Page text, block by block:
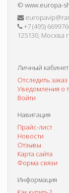
© www.europa-
+7 (495)
125130, Москва
Личный кабинет
Отследить заказ
Уведомления о
Войти
Навигация
Прайс-лист
Новости
Отзывы
Карта сайта
Форма связи
Информация